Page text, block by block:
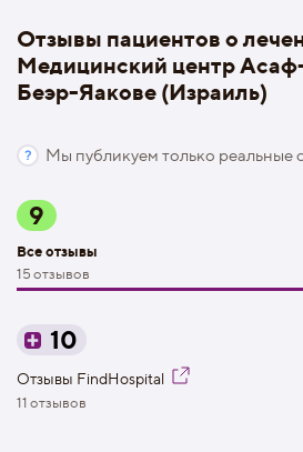
Отзывы пациентов о
Медицинский центр
Беэр-Яакове (Израиль)
Мы публикуем только реальные
9
Все отзывы
15 отзывов
10
Отзывы FindHospital
11 отзывов